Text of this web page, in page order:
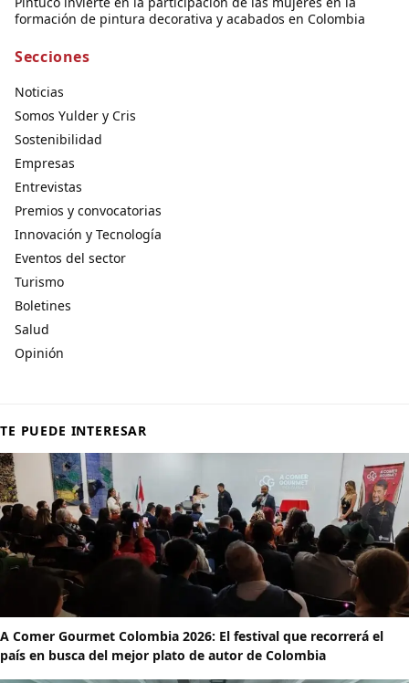
formación de pintura decorativa y acabados en Colombia
Secciones
Noticias
Somos Yulder y Cris
Sostenibilidad
Empresas
Entrevistas
Premios y convocatorias
Innovación y Tecnología
Eventos del sector
Turismo
Boletines
Salud
Opinión
TE PUEDE INTERESAR
A Comer Gourmet Colombia 2026: El festival que recorrerá el
país en busca del mejor plato de autor de Colombia